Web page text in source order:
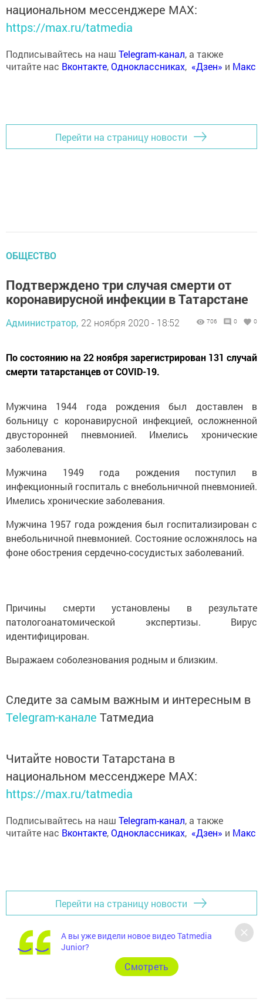
национальном мессенджере MАХ:
https://max.ru/tatmedia
Подписывайтесь на наш Telegram-канал, а также
читайте нас Вконтакте,Одноклассниках, «Дзен» и Макс
Перейти на страницу новости
ОБЩЕСТВО
Подтверждено три случая смерти от
коронавирусной инфекции в Татарстане
Администратор, 22 ноября 2020 - 18:52 706 0 0
По состоянию на 22 ноября зарегистрирован 131 случай
смерти татарстанцев от COVID-19.
Мужчина 1944 года рождения был доставлен в
больницу с коронавирусной инфекцией, осложненной
двусторонней пневмонией. Имелись хронические
заболевания.
Мужчина 1949 года рождения поступил в
инфекционный госпиталь с внебольничной пневмонией.
Имелись хронические заболевания.
Мужчина 1957 года рождения был госпитализирован с
внебольничной пневмонией. Состояние осложнялось на
фоне обострения сердечно-сосудистых заболеваний.
Причины смерти установлены в результате
патологоанатомической экспертизы. Вирус
идентифицирован.
Выражаем соболезнования родным и близким.
Следите за самым важным и интересным в
Telegram-канале Татмедиа
Читайте новости Татарстана в
национальном мессенджере MАХ:
https://max.ru/tatmedia
Подписывайтесь на наш Telegram-канал, а также
читайте нас Вконтакте,Одноклассниках, «Дзен» и Макс
Перейти на страницу новости
А вы уже видели новое видео Tatmedia
Junior?
Cмотреть